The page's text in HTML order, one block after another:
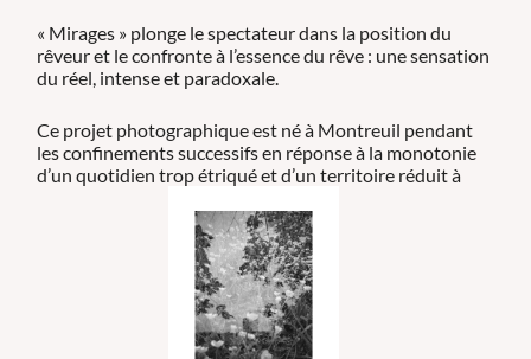
« Mirages » plonge le spectateur dans la position du
rêveur et le confronte à l’essence du rêve : une sensation
du réel, intense et paradoxale.
Ce projet photographique est né à Montreuil pendant
les confinements successifs en réponse à la monotonie
d’un quotidien trop étriqué et d’un territoire réduit à